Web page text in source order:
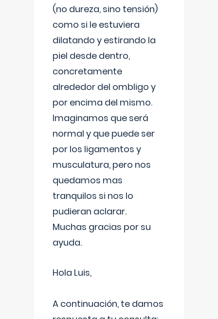
(no dureza, sino tensión)
como si le estuviera
dilatando y estirando la
piel desde dentro,
concretamente
alrededor del ombligo y
por encima del mismo.
Imaginamos que será
normal y que puede ser
por los ligamentos y
musculatura, pero nos
quedamos mas
tranquilos si nos lo
pudieran aclarar.
Muchas gracias por su
ayuda.
Hola Luis,
A continuación, te damos